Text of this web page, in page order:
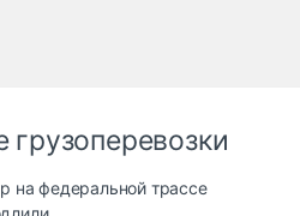
на федеральной трассе